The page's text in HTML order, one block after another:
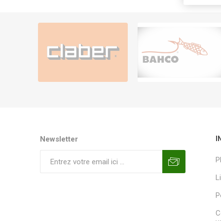
Newsletter